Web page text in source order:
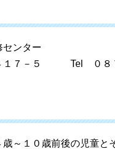
センター
１７－５ Tel ０８７
歳～１０歳前後の児童と